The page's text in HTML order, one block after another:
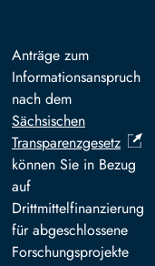
Anträge zum
Informationsanspruch
nach dem
Sächsischen
Transparenzgesetz
können Sie in Bezug
auf
Drittmittelfinanzierung
für abgeschlossene
Forschungsprojekte